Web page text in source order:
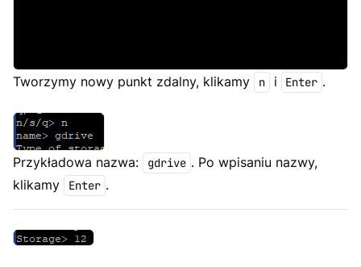
Tworzymy nowy punkt zdalny, klikamy n i Enter .
Przykładowa nazwa: gdrive . Po wpisaniu nazwy,
klikamy
Enter .